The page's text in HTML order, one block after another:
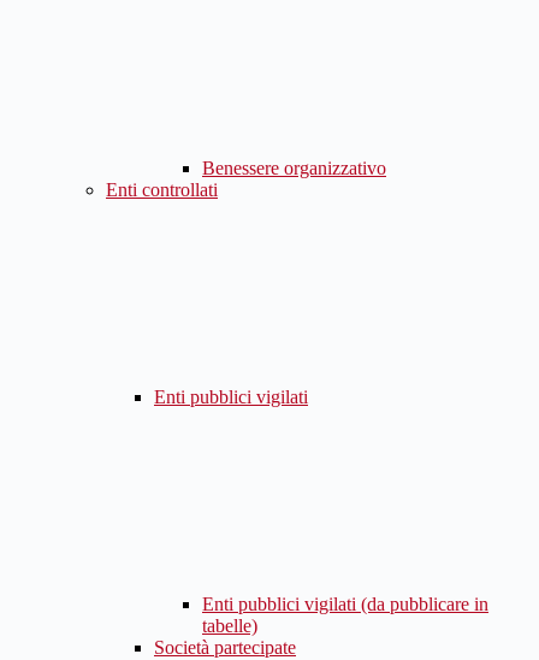
Benessere organizzativo
Enti controllati
Enti pubblici vigilati
Enti pubblici vigilati (da pubblicare in
tabelle)
Società partecipate